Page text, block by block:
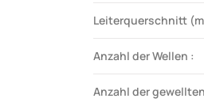
Leiterquerschnitt
Anzahl der Wellen :
Anzahl der